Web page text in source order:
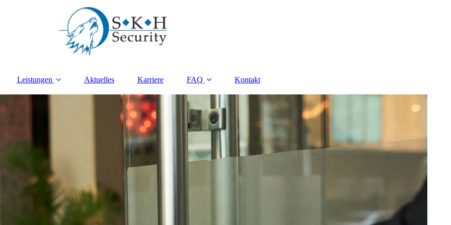
Leistungen Aktuelles Karriere FAQ Kontakt